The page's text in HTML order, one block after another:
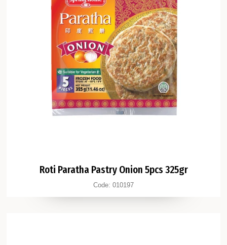
Roti Paratha Pastry Onion 5pcs 325gr
Code: 010197